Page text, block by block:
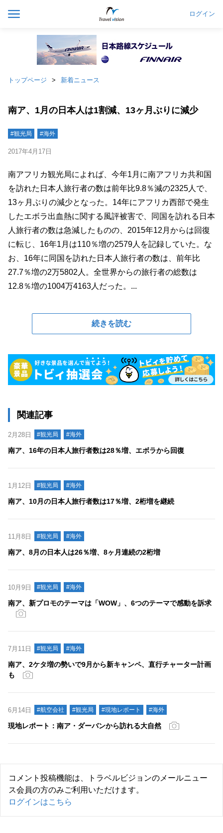
ログイン
トップページ 新着ニュース
南ア、1月の日本人は1割減、13ヶ月ぶりに減少
#観光局 #海外
2017年4月17日
南アフリカ観光局によれば、今年1月に南アフリカ共和国
を訪れた日本人旅行者の数は前年比9.8％減の2325人で、
13ヶ月ぶりの減少となった。14年にアフリカ西部で発生
したエボラ出血熱に関する風評被害で、同国を訪れる日本
人旅行者の数は急減したものの、2015年12月からは回復
に転じ、16年1月は110％増の2579人を記録していた。な
お、16年に同国を訪れた日本人旅行者の数は、前年比
27.7％増の2万5802人。全世界からの旅行者の総数は
12.8％増の1004万4163人だった。...
続きを読む
関連記事
2月28日 #観光局 #海外
南ア、16年の日本人旅行者数は28％増、エボラから回復
1月12日 #観光局 #海外
南ア、10月の日本人旅行者数は17％増、2桁増を継続
11月8日 #観光局 #海外
南ア、8月の日本人は26％増、8ヶ月連続の2桁増
10月9日 #観光局 #海外
南ア、新プロモのテーマは「WOW」、6つのテーマで感動を訴求
7月11日 #観光局 #海外
南ア、2ケタ増の勢いで9月から新キャンペ、直行チャーター計画
も
6月14日 #航空会社 #観光局 #現地レポート #海外
現地レポート：南ア・ダーバンから訪れる大自然
コメント投稿機能は、トラベルビジョンのメールニュー
ス会員の方のみご利用いただけます。
ログインはこちら